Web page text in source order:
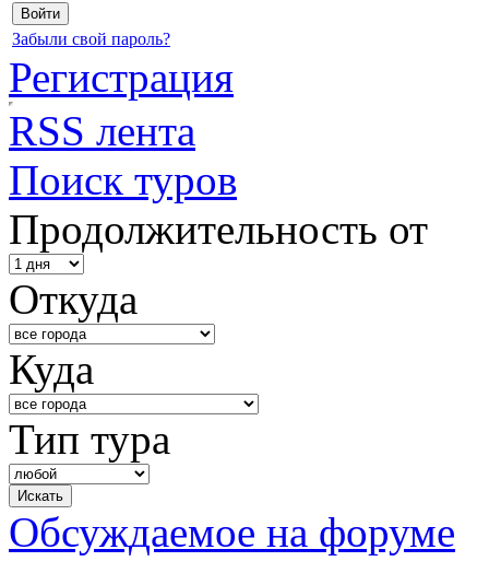
Забыли свой пароль?
Регистрация
RSS лента
Поиск туров
Продолжительность от
Откуда
Куда
Тип тура
Обсуждаемое на форуме